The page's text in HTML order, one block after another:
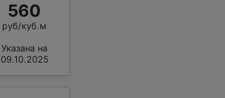
560
руб/куб.м
Указана на
09.10.2025